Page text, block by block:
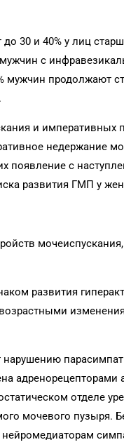
30 и 40% у лиц
с
мужчин продолжают
и императивных
недержание
появление с
развития ГМП у
развития
отделе
мочевого пузыря.